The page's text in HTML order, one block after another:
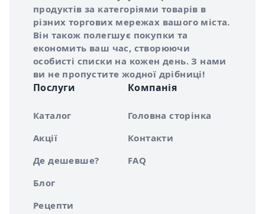
продуктів за категоріями товарів в
різних торгових мережах вашого міста.
Він також полегшує покупки та
економить ваш час, створюючи
особисті списки на кожен день. З нами
ви не пропустите жодної дрібниці!
Послуги
Каталог
Акції
Де дешевше?
Блог
Рецепти
Компанія
Головна сторінка
Контакти
FAQ